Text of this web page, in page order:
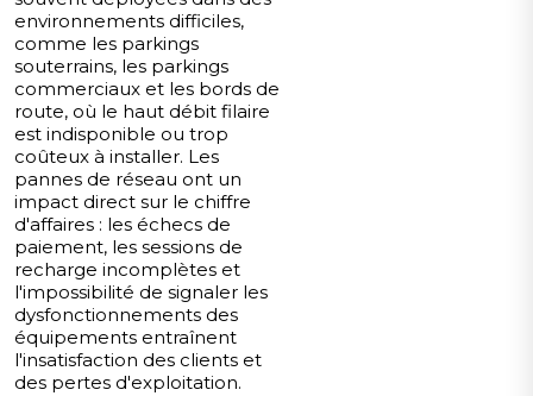
environnements difficiles,
comme les parkings
souterrains, les parkings
commerciaux et les bords de
route, où le haut débit filaire
est indisponible ou trop
coûteux à installer. Les
pannes de réseau ont un
impact direct sur le chiffre
d'affaires : les échecs de
paiement, les sessions de
recharge incomplètes et
l'impossibilité de signaler les
dysfonctionnements des
équipements entraînent
l'insatisfaction des clients et
des pertes d'exploitation.